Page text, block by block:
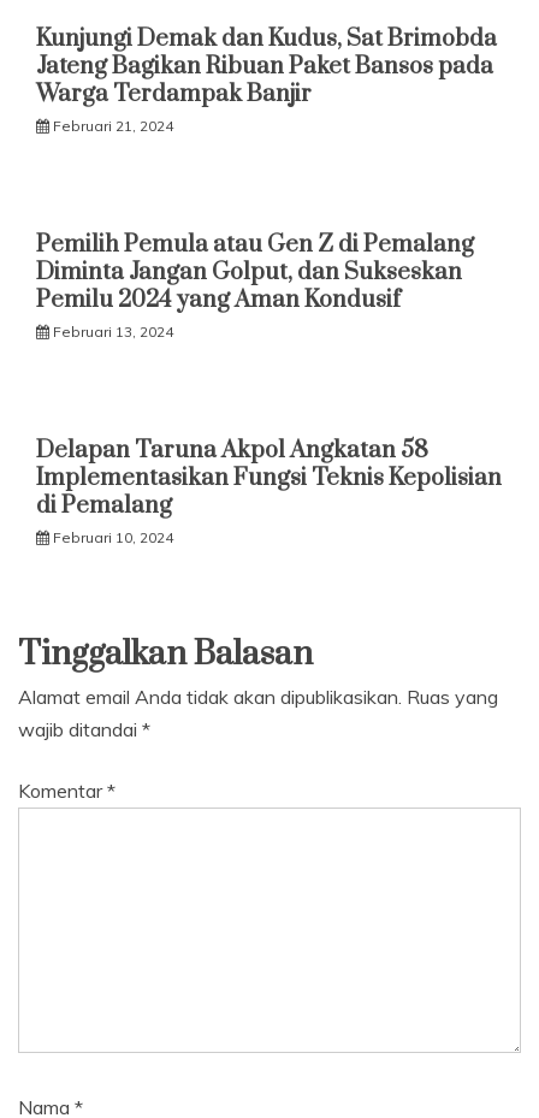
Kunjungi Demak dan Kudus, Sat Brimobda
Jateng Bagikan Ribuan Paket Bansos pada
Warga Terdampak Banjir
Februari 21, 2024
Pemilih Pemula atau Gen Z di Pemalang
Diminta Jangan Golput, dan Sukseskan
Pemilu 2024 yang Aman Kondusif
Februari 13, 2024
Delapan Taruna Akpol Angkatan 58
Implementasikan Fungsi Teknis Kepolisian
di Pemalang
Februari 10, 2024
Tinggalkan Balasan
Alamat email Anda tidak akan dipublikasikan. Ruas yang
wajib ditandai *
Komentar*
Nama *